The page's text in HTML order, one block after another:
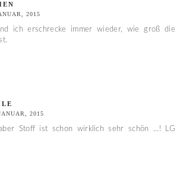
2015
ich erschrecke immer wieder, wie groß die
2015
Stoff ist schon wirklich sehr schön ...! LG